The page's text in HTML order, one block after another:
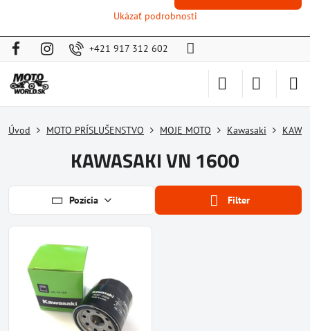
+421 917 312 602
Úvod MOTO PRÍSLUŠENSTVO MOJE MOTO Kawasaki
KAWASAKI VN 1600
Pozícia Filter
Ukázať podrobnosti